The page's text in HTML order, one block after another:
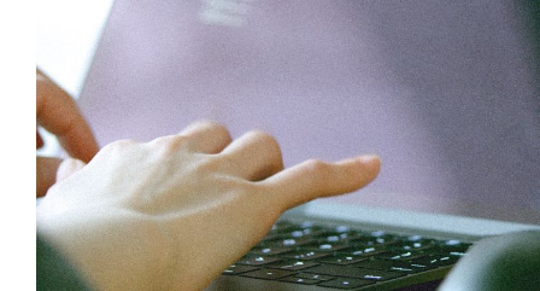
採用メッセージ
私たちのこだわり
事業領域
数字で見る
NTTデータ ウェーブ